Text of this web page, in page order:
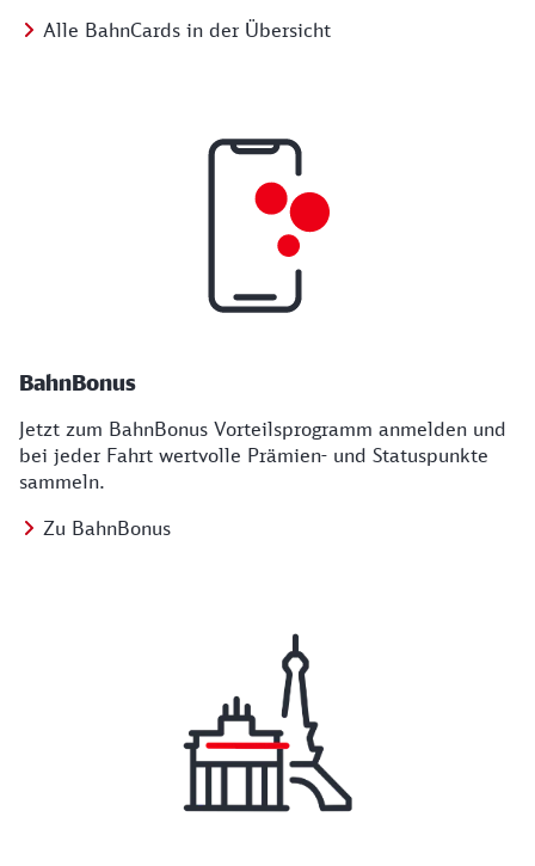
Alle BahnCards in der Übersicht
BahnBonus
Jetzt zum BahnBonus Vorteilsprogramm anmelden und
bei jeder Fahrt wertvolle Prämien- und Statuspunkte
sammeln.
Zu BahnBonus